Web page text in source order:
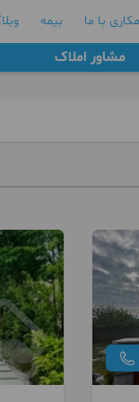
با ما بیمه
مشاور املاک